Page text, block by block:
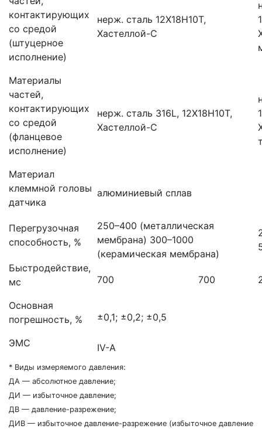
контактирующих
со средой
(штуцерное
исполнение)
нерж. сталь 12Х18Н10Т,
Хастеллой-С
Материалы
частей,
контактирующих
со средой
(фланцевое
исполнение)
нерж. сталь 316L, 12Х18Н10Т,
Хастеллой-С
Материал
клеммной головы
датчика
алюминиевый сплав
Перегрузочная
способность, %
250–400 (металлическая
мембрана) 300–1000
(керамическая мембрана)
Быстродействие,
мс
700 700
Основная
погрешность, %
±0,1; ±0,2; ±0,5
ЭМС IV-A
* Виды измеряемого давления:
ДА — абсолютное давление;
ДИ — избыточное давление;
ДВ — давление-разрежение;
ДИВ — избыточное давление-разрежение (избыточное давление